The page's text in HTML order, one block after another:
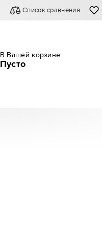
Список сравнения
В Вашей корзине
Пусто